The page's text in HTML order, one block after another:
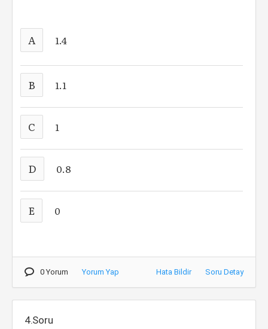
A 1.4
B 1.1
C 1
D 0.8
E 0
0 Yorum Yorum Yap Hata Bildir Soru Detay
4.Soru